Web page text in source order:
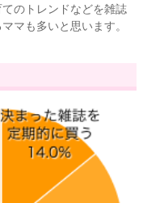
のトレンドなどを雑誌
マも多いと思います。